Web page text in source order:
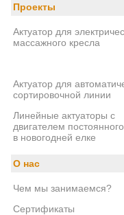
Проекты
Актуатор для
массажного кресла
Актуатор для
сортировочной линии
Линейные актуаторы с
двигателем
в новогодней елке
О нас
Чем мы занимаемся?
Сертификаты